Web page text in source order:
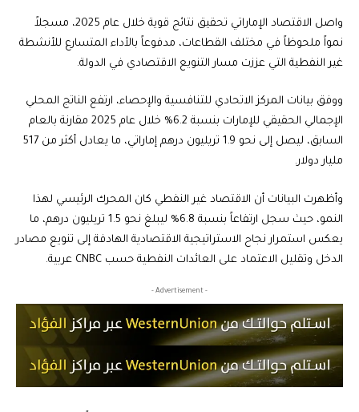
واصل الاقتصاد الإماراتي تحقيق نتائج قوية خلال عام 2025، مسجلاً
نمواً ملحوظاً في مختلف القطاعات، مدفوعاً بالأداء المتسارع للأنشطة
غير النفطية التي عززت مسار التنويع الاقتصادي في الدولة.
ووفق بيانات المركز الاتحادي للتنافسية والإحصاء، ارتفع الناتج المحلي
الإجمالي الحقيقي للإمارات بنسبة 6.2% خلال عام 2025 مقارنة بالعام
السابق، ليصل إلى نحو 1.9 تريليون درهم إماراتي، ما يعادل أكثر من 517
مليار دولار.
وأظهرت البيانات أن الاقتصاد غير النفطي كان المحرك الرئيسي لهذا
النمو، حيث سجل ارتفاعاً بنسبة 6.8% ليبلغ نحو 1.5 تريليون درهم، ما
يعكس استمرار نجاح الاستراتيجية الاقتصادية الهادفة إلى تنويع مصادر
الدخل وتقليل الاعتماد على العائدات النفطية حسب CNBC عربية.
- Advertisement -